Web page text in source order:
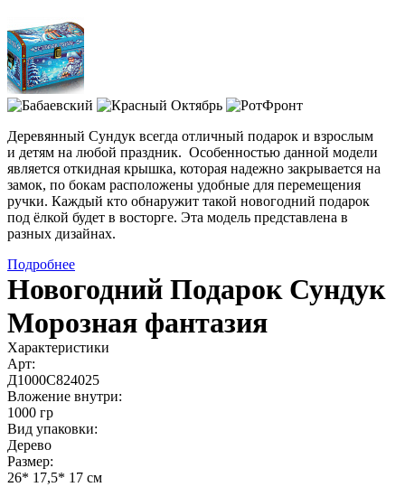
Деревянный Сундук всегда отличный подарок и взрослым
и детям на любой праздник. Особенностью данной модели
является откидная крышка, которая надежно закрывается на
замок, по бокам расположены удобные для перемещения
ручки. Каждый кто обнаружит такой новогодний подарок
под ёлкой будет в восторге. Эта модель представлена в
разных дизайнах.
Подробнее
Новогодний Подарок Сундук
Морозная фантазия
Характеристики
Арт:
Д1000С824025
Вложение внутри:
1000 гр
Вид упаковки:
Дерево
Размер:
26* 17,5* 17 см